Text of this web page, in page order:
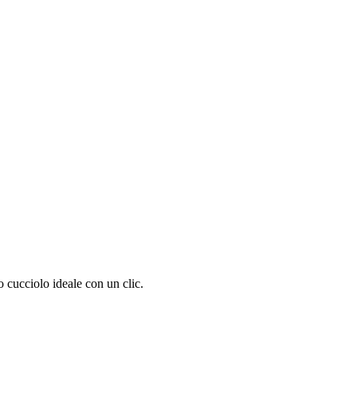
cucciolo ideale con un clic.